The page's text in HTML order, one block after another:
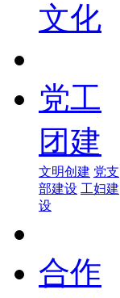
文化
党工
团建
文明创建 党支
部建设 工妇建
设
合作